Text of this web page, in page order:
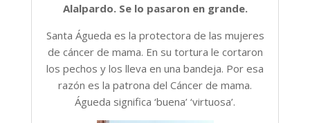
Alalpardo. Se lo pasaron en grande.
Santa Águeda es la protectora de las mujeres
de cáncer de mama. En su tortura le cortaron
los pechos y los lleva en una bandeja. Por esa
razón es la patrona del Cáncer de mama.
Águeda significa ‘buena’ ‘virtuosa’.